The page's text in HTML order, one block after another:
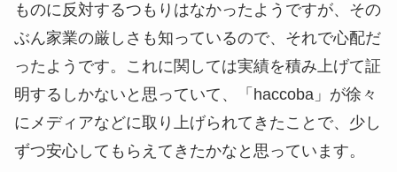
ものに反対するつもりはなかったようですが、その
ぶん家業の厳しさも知っているので、それで心配だ
ったようです。これに関しては実績を積み上げて証
明するしかないと思っていて、「haccoba」が徐々
にメディアなどに取り上げられてきたことで、少し
ずつ安心してもらえてきたかなと思っています。